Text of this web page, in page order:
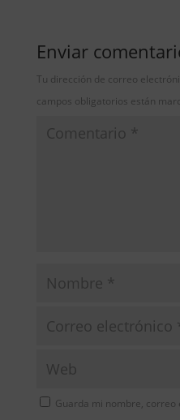
Enviar
Tu dirección de correo
campos obligatorios están
Guarda mi nombre, correo